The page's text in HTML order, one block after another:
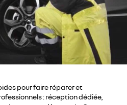
pour faire réparer et
: réception dédiée,